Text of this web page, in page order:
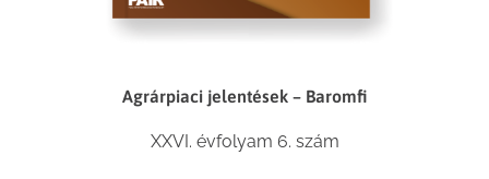
Agrárpiaci jelentések – Baromfi
XXVI. évfolyam 6. szám